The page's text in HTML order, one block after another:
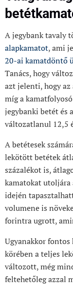
A jegybank tavaly
alapkamatot, ami
20-ai kamatdöntő
Tanács, hogy
azt jelenti, hogy az
míg a
jegybanki betét és
változatlanul 12,5
A betétesek
lekötött betétek
százalékot is,
kamatokat utoljára
idején
volumene is
forintra ugrott,
Ugyanakkor
körében a teljes
változott, még
feltehetőleg azzal